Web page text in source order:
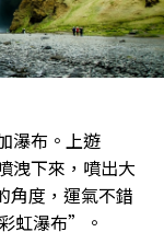
瀑布。上遊
洩下來，噴出大
角度，運氣不錯
虹瀑布”。